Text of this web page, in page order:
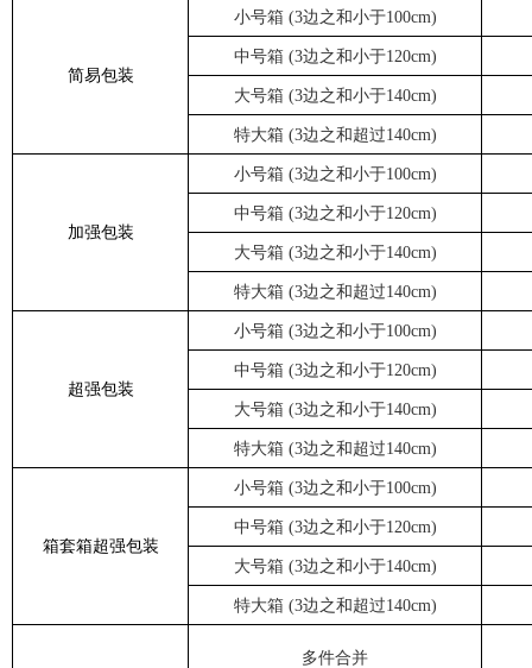
简易包装
小号箱 (3边之和小于100cm)
中号箱 (3边之和小于120cm)
大号箱 (3边之和小于140cm)
特大箱 (3边之和超过140cm)
加强包装
小号箱 (3边之和小于100cm)
中号箱 (3边之和小于120cm)
大号箱 (3边之和小于140cm)
特大箱 (3边之和超过140cm)
超强包装
小号箱 (3边之和小于100cm)
中号箱 (3边之和小于120cm)
大号箱 (3边之和小于140cm)
特大箱 (3边之和超过140cm)
箱套箱超强包装
小号箱 (3边之和小于100cm)
中号箱 (3边之和小于120cm)
大号箱 (3边之和小于140cm)
特大箱 (3边之和超过140cm)
多件合并